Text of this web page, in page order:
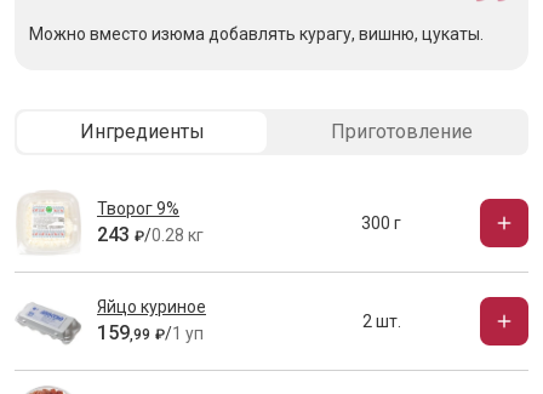
Можно вместо изюма добавлять курагу, вишню, цукаты.
Ингредиенты Приготовление
Творог 9%
243 ₽/0.28 кг
300 г
Яйцо куриное
159,99 ₽/1 уп
2 шт.